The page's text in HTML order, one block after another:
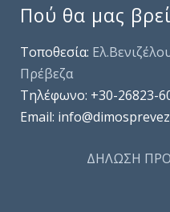
Πού θα μας
Τοποθεσία:
Πρέβεζα
Τηλέφωνo: +30-26823-
Email:
ΔΗΛΩΣΗ